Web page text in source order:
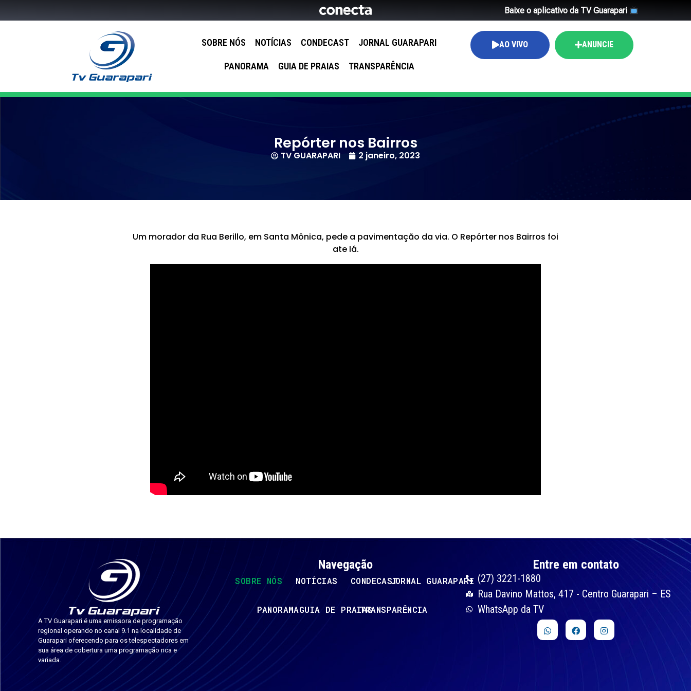
Baixe o aplicativo da TV Guarapari
SOBRE NÓS NOTÍCIAS CONDECAST JORNAL GUARAPARI
PANORAMA GUIA DE PRAIAS TRANSPARÊNCIA
AO VIVO ANUNCIE
Repórter nos Bairros
TV GUARAPARI 2 janeiro, 2023
Um morador da Rua Berillo, em Santa Mônica, pede a pavimentação da via. O Repórter nos Bairros foi
ate lá.
A TV Guarapari é uma emissora de programação
regional operando no canal 9.1 na localidade de
Guarapari oferecendo para os telespectadores em
sua área de cobertura uma programação rica e
variada.
Navegação
SOBRE NÓS NOTÍCIAS CONDECASTJORNAL GUARAPARI
PANORAMAGUIA DE PRAIASTRANSPARÊNCIA
Entre em contato
(27) 3221-1880
Rua Davino Mattos, 417 - Centro Guarapari – ES
WhatsApp da TV